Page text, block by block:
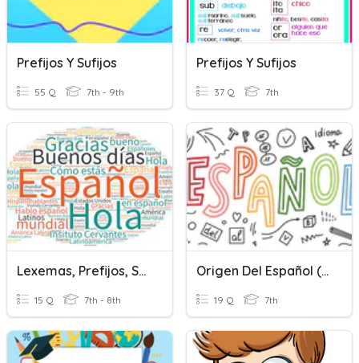
Prefijos Y Sufijos
55 Q 7th - 9th
Prefijos Y Sufijos
37 Q 7th
Lexemas, Prefijos, Sufijos Y Desinencias
15 Q 7th - 8th
Origen Del Español (prefijos Y Sufijos)
19 Q 7th